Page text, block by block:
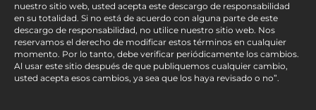
nuestro sitio web, usted acepta este descargo de responsabilidad
en su totalidad. Si no está de acuerdo con alguna parte de este
descargo de responsabilidad, no utilice nuestro sitio web. Nos
reservamos el derecho de modificar estos términos en cualquier
momento. Por lo tanto, debe verificar periódicamente los cambios.
Al usar este sitio después de que publiquemos cualquier cambio,
usted acepta esos cambios, ya sea que los haya revisado o no”.